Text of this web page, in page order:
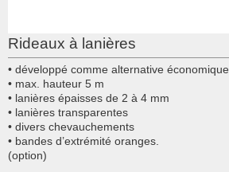
Rideaux à lanières
• développé comme alternative économique
• max. hauteur 5 m
• lanières épaisses de 2 à 4 mm
• lanières transparentes
• divers chevauchements
• bandes d’extrémité oranges.
(option)